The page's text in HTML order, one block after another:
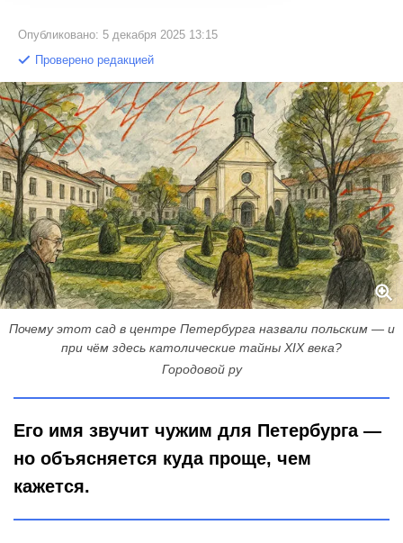
Опубликовано: 5 декабря 2025 13:15
Проверено редакцией
Почему этот сад в центре Петербурга назвали польским — и
при чём здесь католические тайны XIX века?
Городовой ру
Его имя звучит чужим для Петербурга —
но объясняется куда проще, чем
кажется.